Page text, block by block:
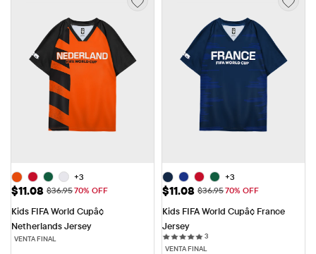
+3
Precio de venta: $11.08
$11.08 Precio original: $36.95
$36.9570% OFF
Kids FIFA World Cupâ¢
Netherlands Jersey
VENTA FINAL
+3
Precio de venta: $11.08
$11.08 Precio original: $36.95
$36.9570% OFF
Kids FIFA World Cupâ¢ France
Jersey
33 reviews
VENTA FINAL